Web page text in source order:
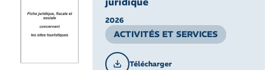
2026
ACTIVITÉS ET SERVICES
Télécharger